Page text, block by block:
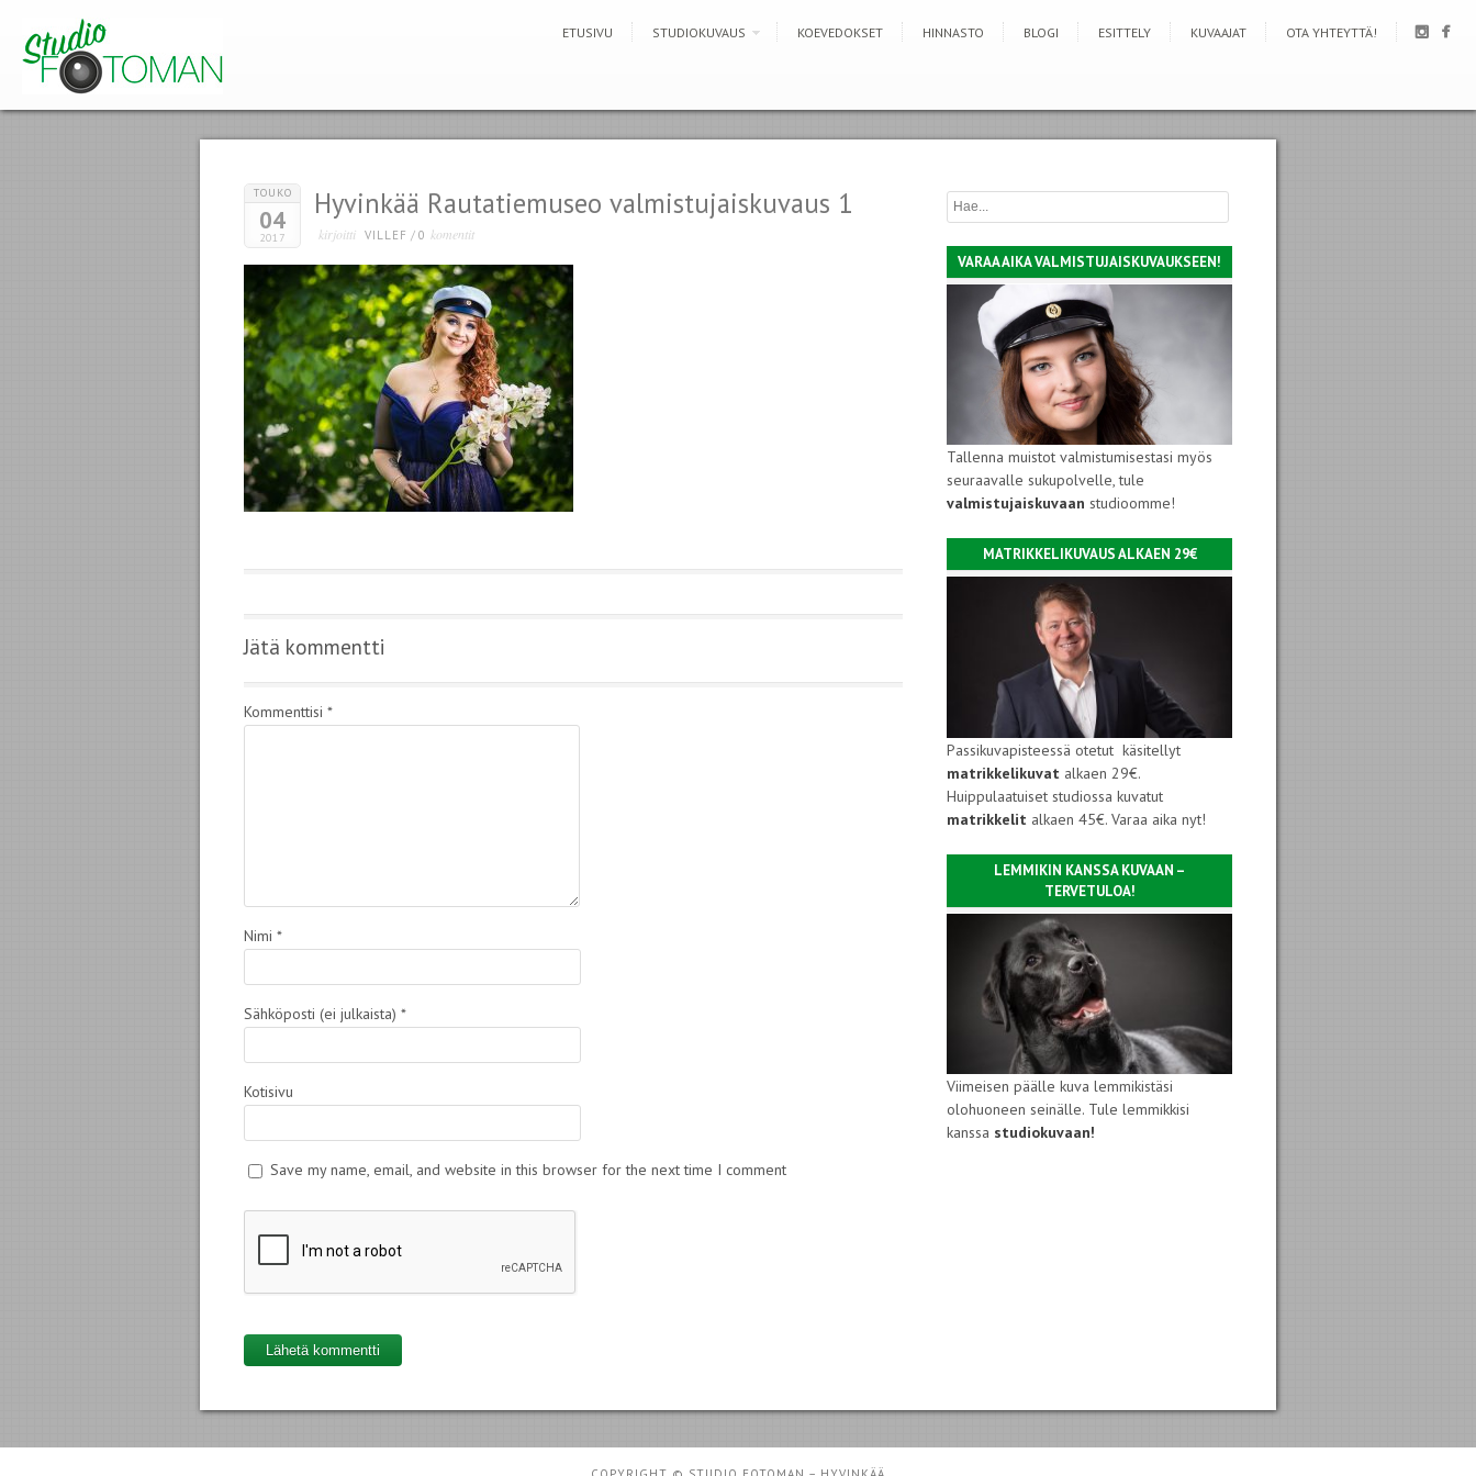
ETUSIVU STUDIOKUVAUS KOEVEDOKSET HINNASTO BLOGI ESITTELY KUVAAJAT OTA YHTEYTTÄ!
TOUKO
04
2017
Hyvinkää Rautatiemuseo valmistujaiskuvaus 1
kirjoitti VILLEF / 0 komentit
Jätä kommentti
Kommenttisi *
Nimi *
Sähköposti (ei julkaista) *
Kotisivu
Save my name, email, and website in this browser for the next time I comment
VARAA AIKA VALMISTUJAISKUVAUKSEEN!
Tallenna muistot valmistumisestasi myös
seuraavalle sukupolvelle, tule
valmistujaiskuvaan studioomme!
MATRIKKELIKUVAUS ALKAEN 29€
Passikuvapisteessä otetut käsitellyt
matrikkelikuvat alkaen 29€.
Huippulaatuiset studiossa kuvatut
matrikkelit alkaen 45€. Varaa aika nyt!
LEMMIKIN KANSSA KUVAAN –
TERVETULOA!
Viimeisen päälle kuva lemmikistäsi
olohuoneen seinälle. Tule lemmikkisi
kanssa studiokuvaan!